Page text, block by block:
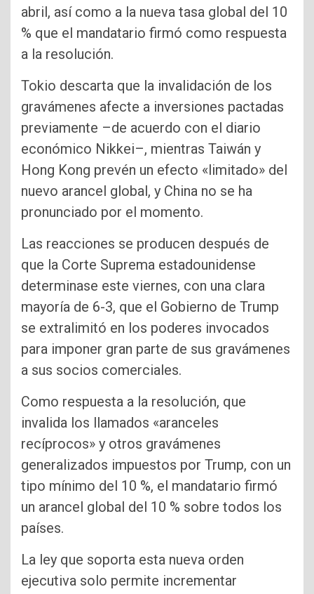
abril, así como a la nueva tasa global del 10
% que el mandatario firmó como respuesta
a la resolución.
Tokio descarta que la invalidación de los
gravámenes afecte a inversiones pactadas
previamente –de acuerdo con el diario
económico Nikkei–, mientras Taiwán y
Hong Kong prevén un efecto «limitado» del
nuevo arancel global, y China no se ha
pronunciado por el momento.
Las reacciones se producen después de
que la Corte Suprema estadounidense
determinase este viernes, con una clara
mayoría de 6-3, que el Gobierno de Trump
se extralimitó en los poderes invocados
para imponer gran parte de sus gravámenes
a sus socios comerciales.
Como respuesta a la resolución, que
invalida los llamados «aranceles
recíprocos» y otros gravámenes
generalizados impuestos por Trump, con un
tipo mínimo del 10 %, el mandatario firmó
un arancel global del 10 % sobre todos los
países.
La ley que soporta esta nueva orden
ejecutiva solo permite incrementar